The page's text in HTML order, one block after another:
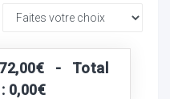
- Total
0,00€